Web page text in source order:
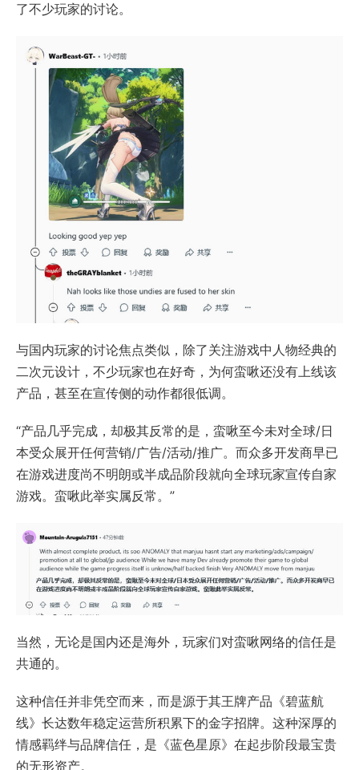
了不少玩家的讨论。
与国内玩家的讨论焦点类似，除了关注游戏中人物经典的
二次元设计，不少玩家也在好奇，为何蛮啾还没有上线该
产品，甚至在宣传侧的动作都很低调。
“产品几乎完成，却极其反常的是，蛮啾至今未对全球/日
本受众展开任何营销/广告/活动/推广。而众多开发商早已
在游戏进度尚不明朗或半成品阶段就向全球玩家宣传自家
游戏。蛮啾此举实属反常。”
当然，无论是国内还是海外，玩家们对蛮啾网络的信任是
共通的。
这种信任并非凭空而来，而是源于其王牌产品《碧蓝航
线》长达数年稳定运营所积累下的金字招牌。这种深厚的
情感羁绊与品牌信任，是《蓝色星原》在起步阶段最宝贵
的无形资产。